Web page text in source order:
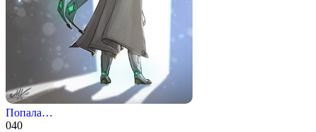
Попала…
040